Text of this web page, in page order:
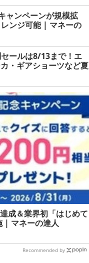
ャンペーンが規模拡
ンジ可能 | マネーの
セールは8/13まで！エ
・ギアショーツなど夏
成＆業界初「はじめて
| マネーの達人
Recommended by